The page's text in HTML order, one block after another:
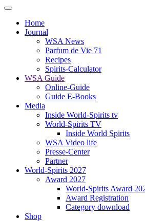
Home
Journal
WSA News
Parfum de Vie 71
Recipes
Spirits-Calculator
WSA Guide
Online-Guide
Guide E-Books
Media
Inside World-Spirits tv
World-Spirits TV
Inside World Spirits
WSA Video life
Presse-Center
Partner
World-Spirits 2027
Award 2027
World-Spirits Award
Award Registration
Category download
Shop